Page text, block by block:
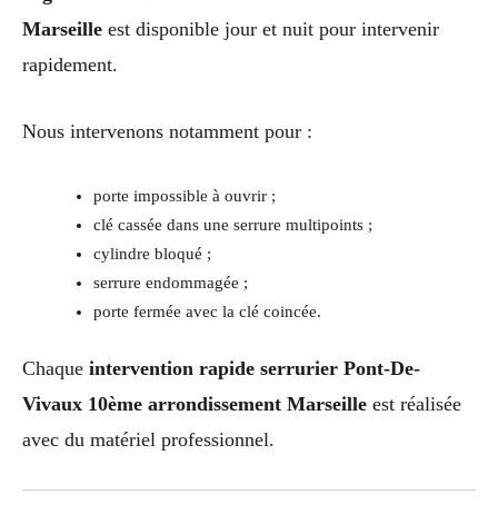
Marseille est disponible jour et nuit pour intervenir
rapidement.
Nous intervenons notamment pour :
porte impossible à ouvrir ;
clé cassée dans une serrure multipoints ;
cylindre bloqué ;
serrure endommagée ;
porte fermée avec la clé coincée.
Chaque intervention rapide serrurier Pont-De-
Vivaux 10ème arrondissement Marseille est réalisée
avec du matériel professionnel.